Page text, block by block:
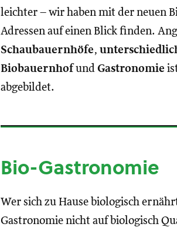
leichter – wir haben mit der neuen
Adressen auf einen Blick finden.
Schaubauernhöfe,
Biobauernhofund Gastronomie
abgebildet.
Bio-Gastronomie
Wer sich zu Hause biologisch
Gastronomie nicht auf biologisch